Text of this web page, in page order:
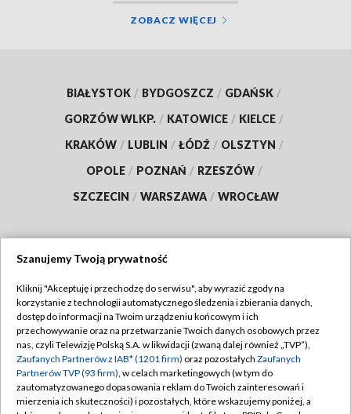
ZOBACZ WIĘCEJ
BIAŁYSTOK / BYDGOSZCZ / GDAŃSK /
GORZÓW WLKP. / KATOWICE / KIELCE /
KRAKÓW / LUBLIN / ŁÓDŹ / OLSZTYN /
OPOLE / POZNAŃ / RZESZÓW /
SZCZECIN / WARSZAWA / WROCŁAW
TVP
Abonament TVP
Emisja w TVP
Centrum informacji TVP
Naziemna Telewizja Cyfrowa
Regulamin TVP
Polityka prywatności
Moje zgody
Pomoc
Szanujemy Twoją prywatność
Kliknij "Akceptuję i przechodzę do serwisu", aby wyrazić zgody na
korzystanie z technologii automatycznego śledzenia i zbierania danych,
dostęp do informacji na Twoim urządzeniu końcowym i ich
przechowywanie oraz na przetwarzanie Twoich danych osobowych przez
nas, czyli Telewizję Polską S.A. w likwidacji (zwaną dalej również „TVP”),
Zaufanych Partnerów z IAB* (1201 firm) oraz pozostałych Zaufanych
Partnerów TVP (93 firm), w celach marketingowych (w tym do
zautomatyzowanego dopasowania reklam do Twoich zainteresowań i
mierzenia ich skuteczności) i pozostałych, które wskazujemy poniżej, a